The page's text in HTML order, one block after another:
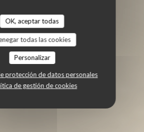
OK, aceptar todas
todas las cookies
Personalizar
protección de datos personales
de gestión de cookies